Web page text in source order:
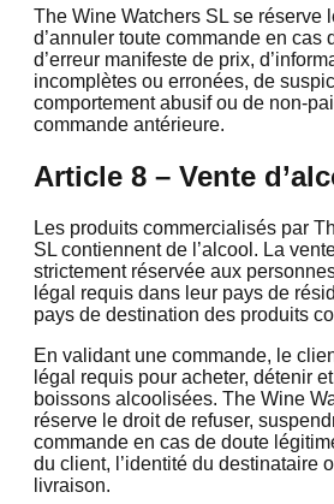
The Wine Watchers SL se réserve
d’annuler toute commande en cas
d’erreur manifeste de prix,
incomplètes ou erronées, de
comportement abusif ou de non-
commande antérieure.
Article 8 – Vente
Les produits commercialisés par
SL contiennent de l’alcool. La
strictement réservée aux
légal requis dans leur pays de
pays de destination des produits
En validant une commande, le
légal requis pour acheter, détenir
boissons alcoolisées. The Wine
réserve le droit de refuser,
commande en cas de doute
du client, l’identité du destinataire
livraison.